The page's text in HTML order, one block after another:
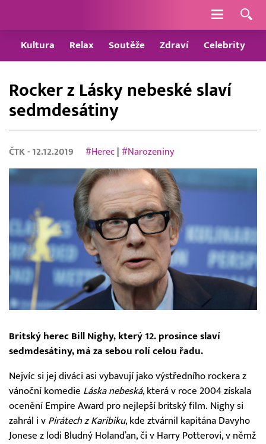
Navigace
Kultura Relax Soutěže Zdraví Celebrity
Rocker z Lásky nebeské slaví
sedmdesátiny
ČTK - 12.12.2019 #Herec |#Narozeniny
Britský herec Bill Nighy, který 12. prosince slaví
sedmdesátiny, má za sebou rolí celou řadu.
Nejvíc si jej diváci asi vybavují jako výstředního rockera z
vánoční komedie Láska nebeská, která v roce 2004 získala
ocenění Empire Award pro nejlepší britský film. Nighy si
zahrál i v Pirátech z Karibiku, kde ztvárnil kapitána Davyho
Jonese z lodi Bludný Holanďan, či v Harry Potterovi, v němž